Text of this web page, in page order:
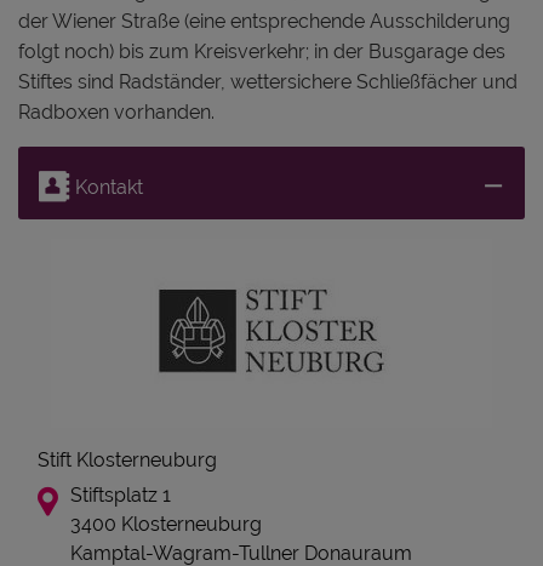
der Wiener Straße (eine entsprechende Ausschilderung
folgt noch) bis zum Kreisverkehr; in der Busgarage des
Stiftes sind Radständer, wettersichere Schließfächer und
Radboxen vorhanden.
Kontakt
Stift Klosterneuburg
Stiftsplatz 1
3400 Klosterneuburg
Kamptal-Wagram-Tullner Donauraum